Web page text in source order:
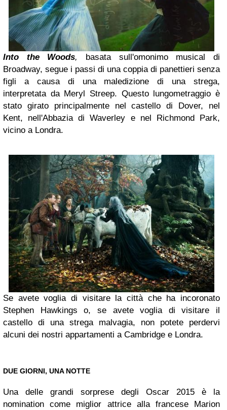
Into the Woods,
basata sull'omonimo musical di
Broadway, segue i passi di una coppia di panettieri senza
figli a causa di una maledizione di una strega,
interpretata da Meryl Streep. Questo lungometraggio è
stato girato principalmente nel castello di Dover, nel
Kent, nell'Abbazia di Waverley e nel Richmond Park,
vicino a Londra.
Se avete voglia di visitare la città che ha incoronato
Stephen Hawkings o, se avete voglia di visitare il
castello di una strega malvagia, non potete perdervi
alcuni dei nostri appartamenti a Cambridge e Londra.
DUE GIORNI, UNA NOTTE
Una delle grandi sorprese degli Oscar 2015 è la
nomination come miglior attrice alla francese Marion